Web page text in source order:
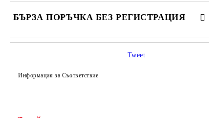
БЪРЗА ПОРЪЧКА БЕЗ РЕГИСТРАЦИЯ
САМО ПОПЪЛНЕТЕ 4 ПОЛЕТА
Информация за Съответствие
Tweet